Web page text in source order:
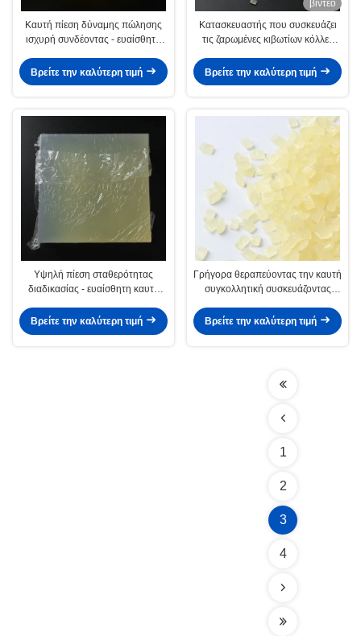
Καυτή πίεση δύναμης πώλησης
ισχυρή συνδέοντας - ευαίσθητη
για την τσάντα αυλικών
Βρείτε την καλύτερη τιμή
βίντεο
Κατασκευαστής που συσκευάζει
τις ζαρωμένες κιβωτίων κόλλες
καυτές για τη σύνδεση
χαρτοκιβωτίων
Βρείτε την καλύτερη τιμή
Υψηλή πίεση σταθερότητας
διαδικασίας - ευαίσθητη καυτή
την πλαστική κάλυψη
Βρείτε την καλύτερη τιμή
Γρήγορα θεραπεύοντας την καυτή
συγκολλητική συσκευάζοντας
κολλήσει χαρτονιού
Βρείτε την καλύτερη τιμή
1
2
3
4